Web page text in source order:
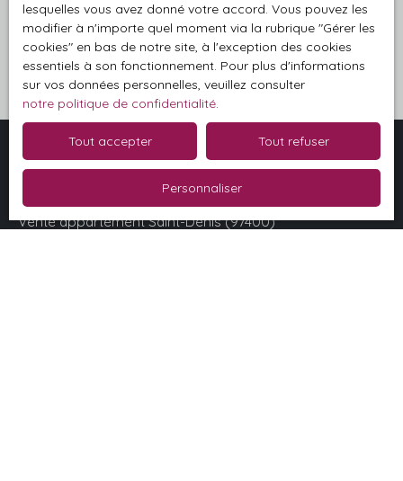
Recevoir des annonces
Je recherche un bien
Vente appartement Saint-Denis (97400)
lesquelles vous avez donné votre accord. Vous pouvez les
modifier à n'importe quel moment via la rubrique ″Gérer les
cookies″ en bas de notre site, à l'exception des cookies
essentiels à son fonctionnement. Pour plus d'informations
sur vos données personnelles, veuillez consulter
notre politique de confidentialité.
Tout accepter Tout refuser
Personnaliser